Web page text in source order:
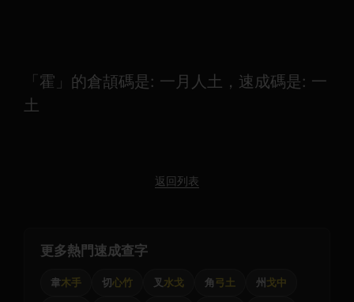
「霍」的倉頡碼是: 一月人土，速成碼是: 一
土
返回列表
更多熱門速成查字
韋木手 切心竹 叉 水戈 角弓土 州 戈中